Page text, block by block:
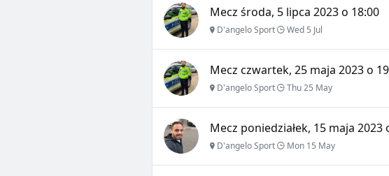
Mecz środa, 5 lipca 2023 o 18:00
D'angelo Sport Wed 5 Jul
Mecz czwartek, 25 maja 2023 o
D'angelo Sport Thu 25 May
Mecz poniedziałek, 15 maja 2023
D'angelo Sport Mon 15 May